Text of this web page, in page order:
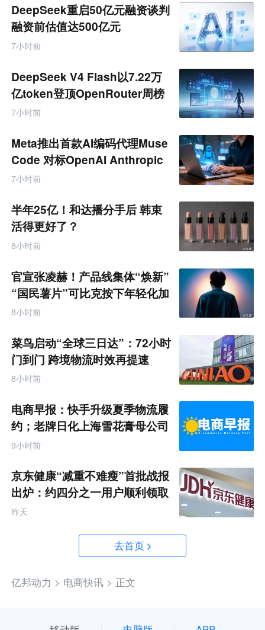
DeepSeek重启50亿元融资谈判
融资前估值达500亿元
7小时前
DeepSeek V4 Flash以7.22万
亿token登顶OpenRouter周榜
7小时前
Meta推出首款AI编码代理Muse
Code 对标OpenAI Anthropic
7小时前
半年25亿！和达播分手后 韩束
活得更好了？
8小时前
官宣张凌赫！产品线集体“焕新”
“国民薯片”可比克按下年轻化加
速键
8小时前
菜鸟启动“全球三日达”：72小时
门到门 跨境物流时效再提速
8小时前
电商早报：快手升级夏季物流履
约；老牌日化上海雪花膏母公司
破产
9小时前
京东健康“减重不难瘦”首批战报
出炉：约四分之一用户顺利领取
200元挑战金
昨天
去首页
亿邦动力 > 电商快讯 > 正文